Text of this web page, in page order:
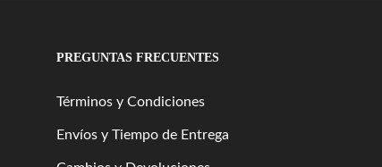
PREGUNTAS FRECUENTES
Términos y Condiciones
Envíos y Tiempo de Entrega